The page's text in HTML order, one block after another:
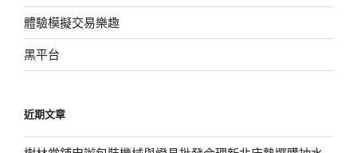
體驗模擬交易樂趣
黑平台
近期文章